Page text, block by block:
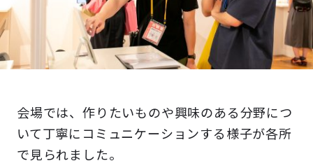
会場では、作りたいものや興味のある分野につ
いて丁寧にコミュニケーションする様子が各所
で見られました。